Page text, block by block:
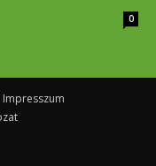
0
Impresszum